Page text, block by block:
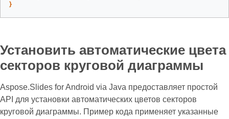
}
Установить автоматические цвета
секторов круговой диаграммы
Aspose.Slides for Android via Java предоставляет простой
API для установки автоматических цветов секторов
круговой диаграммы. Пример кода применяет указанные